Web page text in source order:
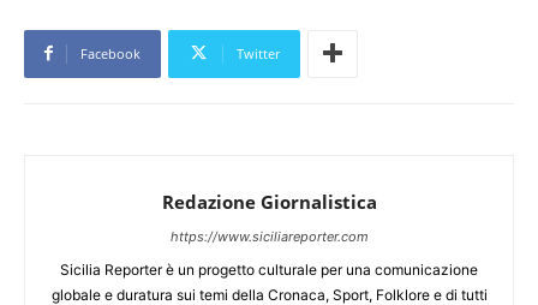
Facebook Twitter
Redazione Giornalistica
https://www.siciliareporter.com
Sicilia Reporter è un progetto culturale per una comunicazione
globale e duratura sui temi della Cronaca, Sport, Folklore e di tutti